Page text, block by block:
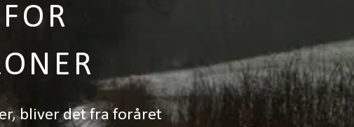
bliver det fra foråret